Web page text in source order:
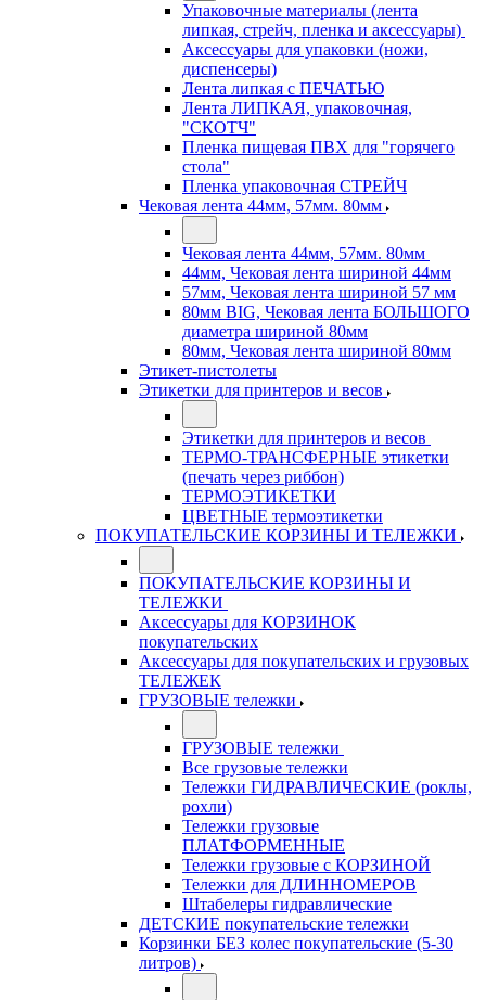
Упаковочные материалы (лента
липкая, стрейч, пленка и аксессуары)
Аксессуары для упаковки (ножи,
диспенсеры)
Лента липкая с ПЕЧАТЬЮ
Лента ЛИПКАЯ, упаковочная,
"СКОТЧ"
Пленка пищевая ПВХ для "горячего
стола"
Пленка упаковочная СТРЕЙЧ
Чековая лента 44мм, 57мм. 80мм
Чековая лента 44мм, 57мм. 80мм
44мм, Чековая лента шириной 44мм
57мм, Чековая лента шириной 57 мм
80мм BIG, Чековая лента БОЛЬШОГО
диаметра шириной 80мм
80мм, Чековая лента шириной 80мм
Этикет-пистолеты
Этикетки для принтеров и весов
Этикетки для принтеров и весов
ТЕРМО-ТРАНСФЕРНЫЕ этикетки
(печать через риббон)
ТЕРМОЭТИКЕТКИ
ЦВЕТНЫЕ термоэтикетки
ПОКУПАТЕЛЬСКИЕ КОРЗИНЫ И ТЕЛЕЖКИ
ПОКУПАТЕЛЬСКИЕ КОРЗИНЫ И
ТЕЛЕЖКИ
Аксессуары для КОРЗИНОК
покупательских
Аксессуары для покупательских и грузовых
ТЕЛЕЖЕК
ГРУЗОВЫЕ тележки
ГРУЗОВЫЕ тележки
Все грузовые тележки
Тележки ГИДРАВЛИЧЕСКИЕ (роклы,
рохли)
Тележки грузовые
ПЛАТФОРМЕННЫЕ
Тележки грузовые с КОРЗИНОЙ
Тележки для ДЛИННОМЕРОВ
Штабелеры гидравлические
ДЕТСКИЕ покупательские тележки
Корзинки БЕЗ колес покупательские (5-30
литров)